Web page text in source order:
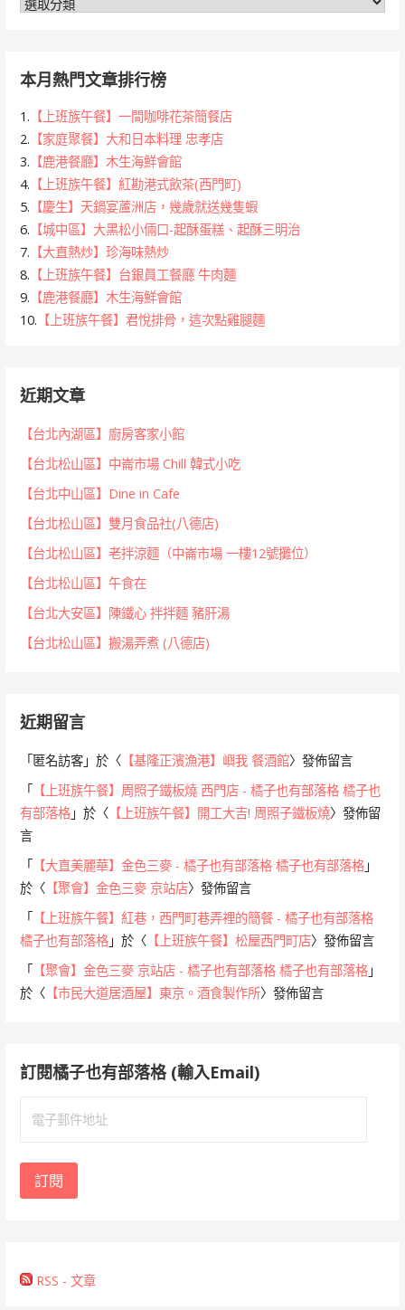
本月熱門文章排行榜
1. 【上班族午餐】一間咖啡花茶簡餐店
2. 【家庭聚餐】大和日本料理 忠孝店
3. 【鹿港餐廳】木生海鮮會館
4. 【上班族午餐】紅勘港式飲茶(西門町)
5. 【慶生】天鍋宴蘆洲店，幾歲就送幾隻蝦
6. 【城中區】大黑松小倆口-起酥蛋糕、起酥三明治
7. 【大直熱炒】珍海味熱炒
8. 【上班族午餐】台銀員工餐廳 牛肉麵
9. 【鹿港餐廳】木生海鮮會館
10. 【上班族午餐】君悅排骨，這次點雞腿麵
近期文章
【台北內湖區】廚房客家小館
【台北松山區】中崙市場 Chill 韓式小吃
【台北中山區】Dine in Cafe
【台北松山區】雙月食品社(八德店)
【台北松山區】老拌涼麵（中崙市場 一樓12號攤位）
【台北松山區】午食在
【台北大安區】陳鐵心 拌拌麵 豬肝湯
【台北松山區】搬湯弄煮 (八德店)
近期留言
「匿名訪客 」於〈 【基隆正濱漁港】嶼我 餐酒館〉發佈留言
「 【上班族午餐】周照子鐵板燒 西門店 - 橘子也有部落格 橘子也
有部落格 」於〈 【上班族午餐】開工大吉! 周照子鐵板燒〉發佈留
言
「 【大直美麗華】金色三麥 - 橘子也有部落格 橘子也有部落格 」
於〈 【聚會】金色三麥 京站店〉發佈留言
「 【上班族午餐】紅巷，西門町巷弄裡的簡餐 - 橘子也有部落格
橘子也有部落格 」於〈 【上班族午餐】松屋西門町店〉發佈留言
「 【聚會】金色三麥 京站店 - 橘子也有部落格 橘子也有部落格 」
於〈 【市民大道居酒屋】東京。酒食製作所〉發佈留言
訂閱橘子也有部落格 (輸入Email)
地
訂閱
RSS - 文章